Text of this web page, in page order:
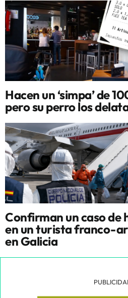
Hacen un ‘simpa’ de
pero su perro los
Confirman un caso de
en un turista franco-
en Galicia